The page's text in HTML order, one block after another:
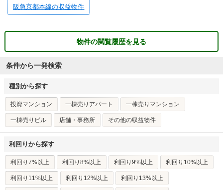
阪急京都本線の収益物件
物件の閲覧履歴を見る
条件から一発検索
種別から探す
投資マンション 一棟売りアパート 一棟売りマンション
一棟売りビル 店舗・事務所 その他の収益物件
利回りから探す
利回り7%以上 利回り8%以上 利回り9%以上 利回り10%以上
利回り11%以上 利回り12%以上 利回り13%以上